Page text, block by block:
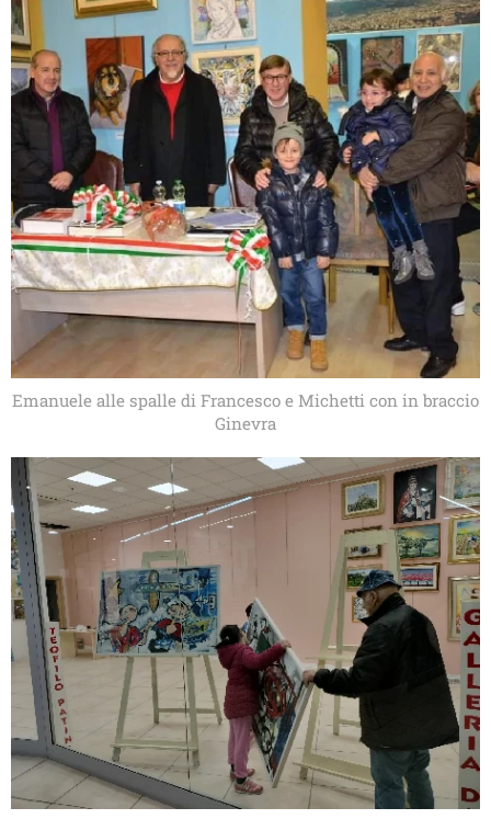
Emanuele alle spalle di Francesco e Michetti con in braccio
Ginevra